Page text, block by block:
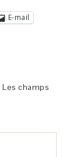
E-mail
Les champs